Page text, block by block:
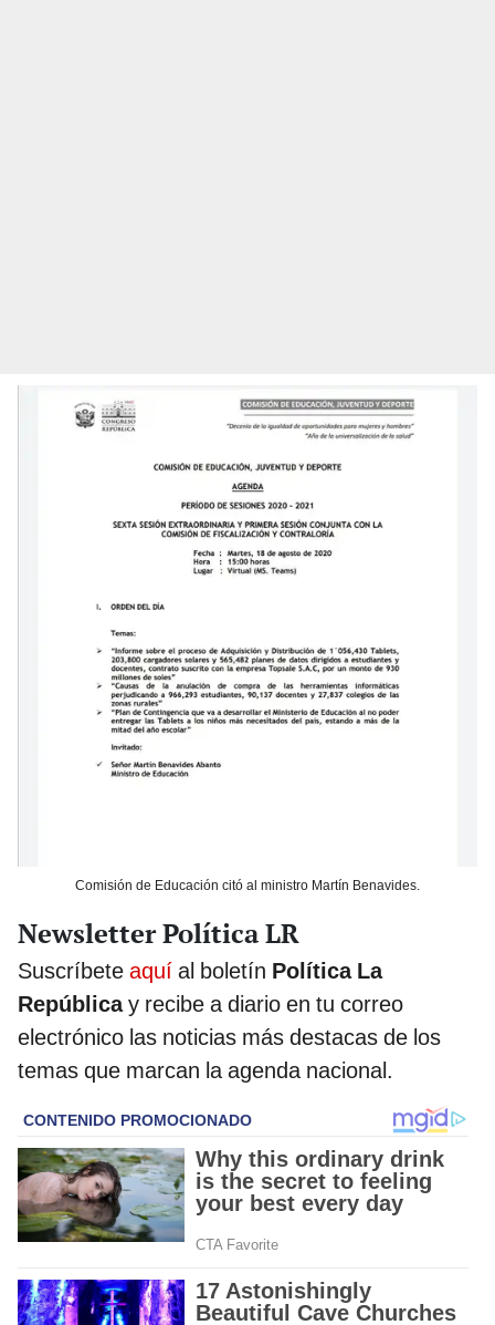
Comisión de Educación citó al ministro Martín Benavides.
Newsletter Política LR
Suscríbete aquí al boletín Política La
Repúblicay recibe a diario en tu correo
electrónico las noticias más destacas de los
temas que marcan la agenda nacional.